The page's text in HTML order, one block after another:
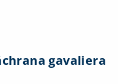
gavaliera